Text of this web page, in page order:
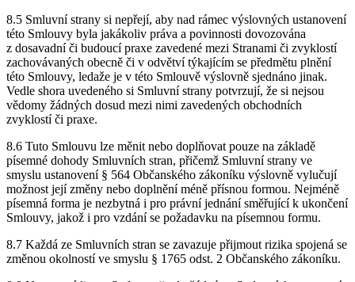
8.5 Smluvní strany si nepřejí, aby nad rámec výslovných ustanovení
této Smlouvy byla jakákoliv práva a povinnosti dovozována
z dosavadní či budoucí praxe zavedené mezi Stranami či zvyklostí
zachovávaných obecně či v odvětví týkajícím se předmětu plnění
této Smlouvy, ledaže je v této Smlouvě výslovně sjednáno jinak.
Vedle shora uvedeného si Smluvní strany potvrzují, že si nejsou
vědomy žádných dosud mezi nimi zavedených obchodních
zvyklostí či praxe.
8.6 Tuto Smlouvu lze měnit nebo doplňovat pouze na základě
písemné dohody Smluvních stran, přičemž Smluvní strany ve
smyslu ustanovení § 564 Občanského zákoníku výslovně vylučují
možnost její změny nebo doplnění méně přísnou formou. Nejméně
písemná forma je nezbytná i pro právní jednání směřující k ukončení
Smlouvy, jakož i pro vzdání se požadavku na písemnou formu.
8.7 Každá ze Smluvních stran se zavazuje přijmout rizika spojená se
změnou okolností ve smyslu § 1765 odst. 2 Občanského zákoníku.